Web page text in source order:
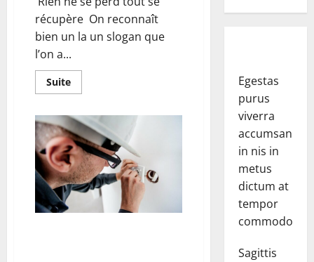
récupère On reconnaît
bien un la un slogan que
l’on a...
SuiteEn
savoir
Pourquoi
choisir
une
lampe
LED
?
Egestas
purus
viverra
accumsan
in nis in
metus
dictum at
tempor
commodo.
Sagittis